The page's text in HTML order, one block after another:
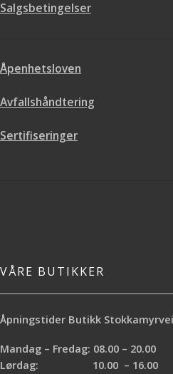
Salgsbetingelser
Åpenhetsloven
Avfallshåndtering
Sertifiseringer
VÅRE BUTIKKER
Åpningstider Butikk
Mandag – Fredag: 08.00 – 20.00
Lørdag: 10.00 – 16.00